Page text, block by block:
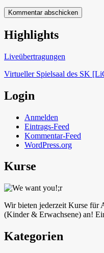
Schach in Lauffen
Highlights
Liveübertragungen
Virtueller Spielsaal des SK
Login
Anmelden
Eintrags-Feed
Kommentar-Feed
WordPress.org
Kurse
Wir bieten jederzeit Kurse für
(Kinder & Erwachsene) an!
Kategorien